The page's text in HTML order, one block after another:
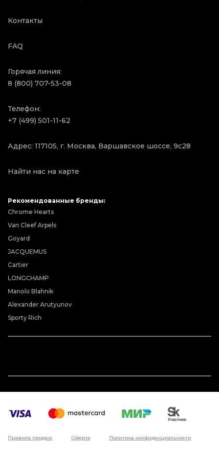
Контакты
FAQ
Горячая линия:
8 (800) 707-53-08
Телефон:
+7 (499) 501-11-62
Адрес: 117105, г. Москва, Варшавское шоссе, 9с28
Найти нас на карте
Рекомендованные бренды:
Chrome Hearts
Van Cleef Arpels
Goyard
JACQUEMUS
Cartier
LONGCHAMP
Manolo Blahnik
Alexander Arutyunov
Sporty Rich
Правила продаж Оферта Политика конфиденциальности